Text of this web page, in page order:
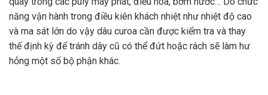
năng vận hành trong điều kiên khách nhiệt như nhiệt độ cao
và ma sát lớn do vậy dâu curoa cần được kiểm tra và thay
thế định kỳ để tránh dây cũ có thể đứt hoặc rách sẽ làm hư
hỏng một số bộ phận khác.